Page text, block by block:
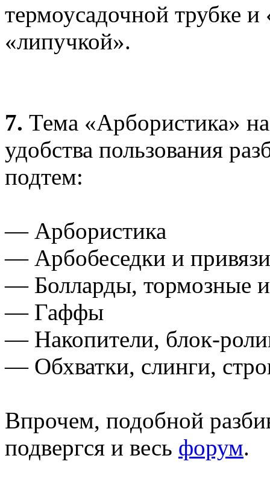
термоусадочной трубке
«липучкой».
7. Тема «Арбористика»
удобства пользования
подтем:
— Арбористика
— Арбобеседки и привязи
— Болларды, тормозные и
— Гаффы
— Накопители, блок-
— Обхватки, слинги,
Впрочем, подобной
подвергся и весь форум.